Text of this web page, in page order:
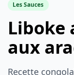
Les Sauces
Liboke
aux
Recette